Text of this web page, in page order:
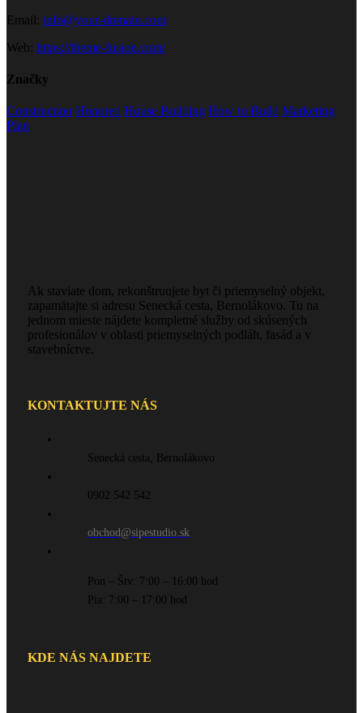
Email: info@your-domain.com
Web: https://theme-fusion.com/
Značky
Construction Honored House Building How to Build Marketing
Plan
Ak staviate dom, rekonštruujete byt či priemyselný objekt,
zapamätajte si adresu Senecká cesta, Bernolákovo. Tu na
jednom mieste nájdete kompletné služby od skúsených
profesionálov v oblasti priemyselných podláh, fasád a v
stavebníctve.
KONTAKTUJTE NÁS
Senecká cesta, Bernolákovo
0902 542 542
obchod@sipestudio.sk
Pon – Štv: 7:00 – 16:00 hod
Pia: 7:00 – 17:00 hod
KDE NÁS NAJDETE